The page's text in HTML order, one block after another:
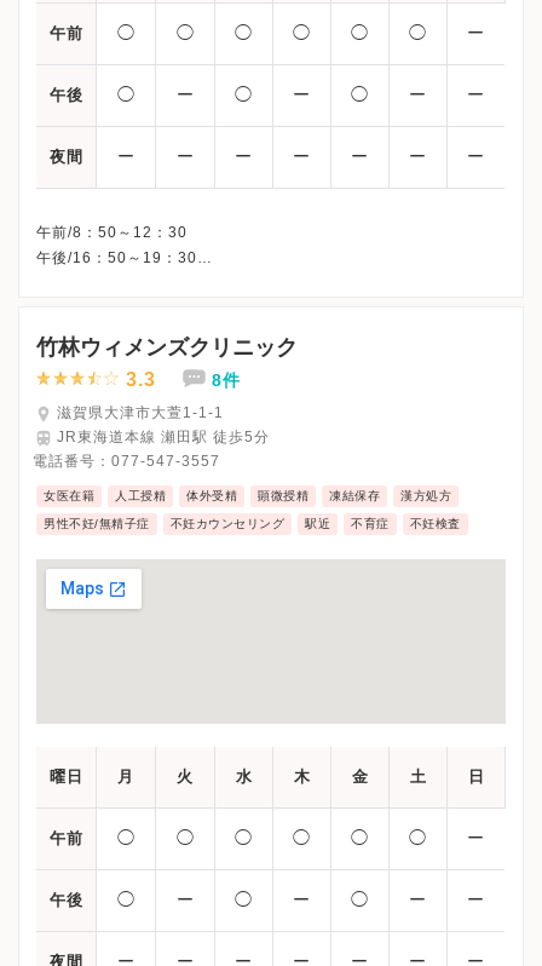
午前 ◯ ◯ ◯ ◯ ◯ ◯ ー
午後 ◯ ー ◯ ー ◯ ー ー
夜間 ー ー ー ー ー ー ー
午前/8：50～12：30
午後/16：50～19：30
※詳細はクリニックHPを確認、または直接お問い合わせくださ
竹林ウィメンズクリニック
3.3 8件
滋賀県大津市大萱1-1-1
JR東海道本線 瀬田駅 徒歩5分
電話番号： 077-547-3557
女医在籍 人工授精 体外受精 顕微授精 凍結保存 漢方処方
男性不妊/無精子症 不妊カウンセリング 駅近 不育症 不妊検査
曜日 月 火 水 木 金 土 日
午前 ◯ ◯ ◯ ◯ ◯ ◯ ー
午後 ◯ ー ◯ ー ◯ ー ー
夜間 ー ー ー ー ー ー ー